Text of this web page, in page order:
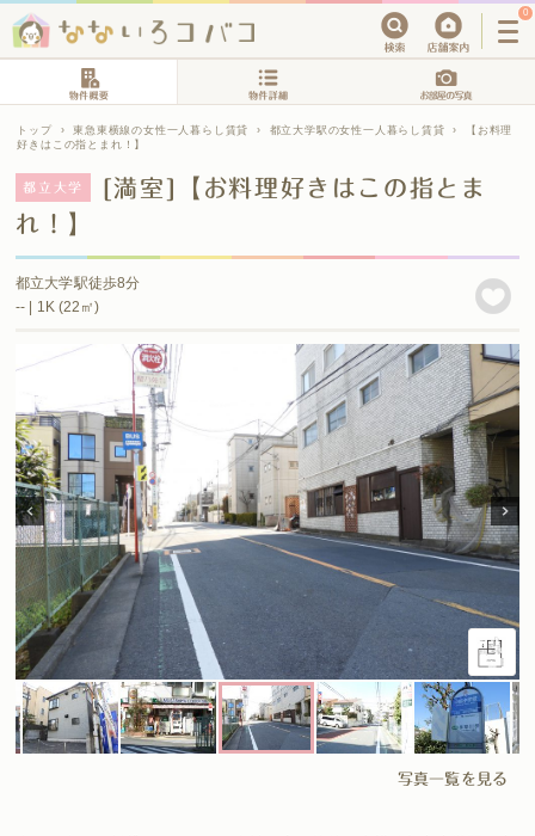
0
トップ › 東急東横線の女性一人暮らし賃貸 › 都立大学駅の女性一人暮らし賃貸 ›
【お料理
好きはこの指とまれ！】
都立大学
[満室]【お料理好きはこの指とま
れ！】
都立大学駅徒歩8分
-- | 1K (22㎡)
写真一覧を見る